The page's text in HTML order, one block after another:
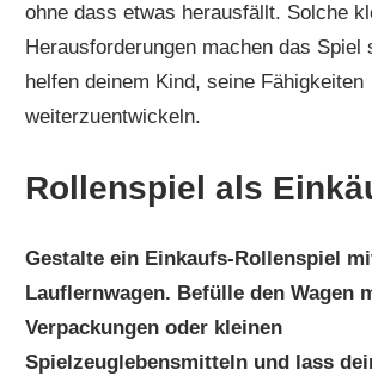
ohne dass etwas herausfällt. Solche
Herausforderungen machen das Spiel
helfen deinem Kind, seine Fähigkeiten
weiterzuentwickeln.
Rollenspiel als
Gestalte ein Einkaufs-Rollenspiel
Lauflernwagen. Befülle den Wagen
Verpackungen oder kleinen
Spielzeuglebensmitteln und lass